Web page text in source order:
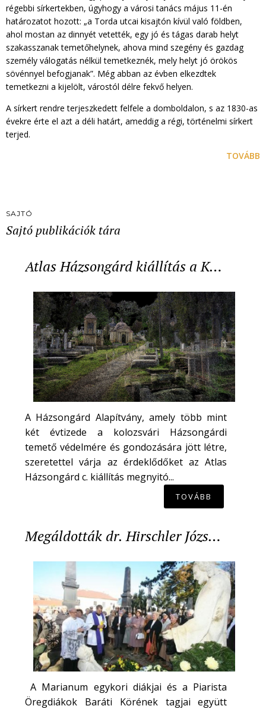
régebbi sírkertekben, úgyhogy a városi tanács május 11-én
határozatot hozott: „a Torda utcai kisajtón kívül való földben,
ahol mostan az dinnyét vetették, egy jó és tágas darab helyt
szakasszanak temetőhelynek, ahova mind szegény és gazdag
személy válogatás nélkül temetkeznék, mely helyt jó örökös
sövénnyel befogjanak”. Még abban az évben elkezdtek
temetkezni a kijelölt, várostól délre fekvő helyen.
A sírkert rendre terjeszkedett felfele a domboldalon, s az 1830-as
évekre érte el azt a déli határt, ameddig a régi, történelmi sírkert
terjed.
TOVÁBB
SAJTÓ
Sajtó publikációk tára
Atlas Házsongárd kiállítás a K…
A Házsongárd Alapítvány, amely több mint
két évtizede a kolozsvári Házsongárdi
temető védelmére és gondozására jött létre,
szeretettel várja az érdeklődőket az Atlas
Házsongárd c. kiállítás megnyitó...
TOVÁBB
Megáldották dr. Hirschler Józs…
A Marianum egykori diákjai és a Piarista
Öregdiákok Baráti Körének tagjai együtt